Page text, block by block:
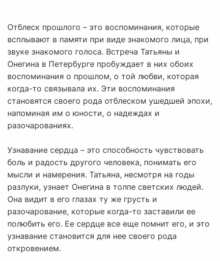
Отблеск прошлого – это воспоминания, которые
всплывают в памяти при виде знакомого лица, при
звуке знакомого голоса. Встреча Татьяны и
Онегина в Петербурге пробуждает в них обоих
воспоминания о прошлом, о той любви, которая
когда-то связывала их. Эти воспоминания
становятся своего рода отблеском ушедшей эпохи,
напоминая им о юности, о надеждах и
разочарованиях.
Узнавание сердца – это способность чувствовать
боль и радость другого человека, понимать его
мысли и намерения. Татьяна, несмотря на годы
разлуки, узнает Онегина в толпе светских людей.
Она видит в его глазах ту же грусть и
разочарование, которые когда-то заставили ее
полюбить его. Ее сердце все еще помнит его, и это
узнавание становится для нее своего рода
откровением.